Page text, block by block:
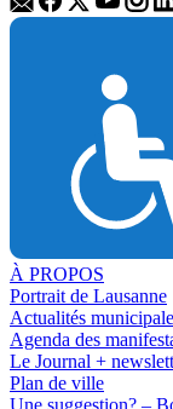
À PROPOS
Portrait de Lausanne
Actualités
Agenda des
Le Journal +
Plan de ville